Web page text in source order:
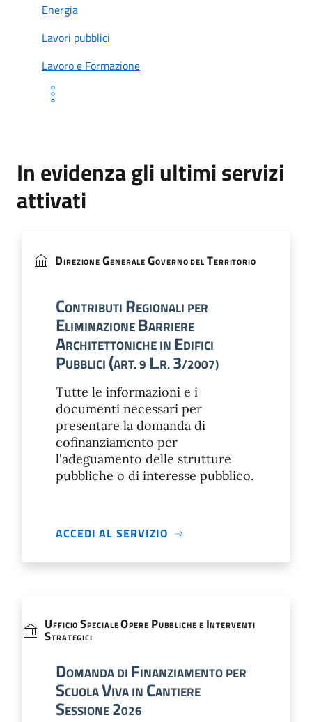
Energia
Lavori pubblici
Lavoro e Formazione
In evidenza gli ultimi servizi
attivati
DIREZIONEGENERALEGOVERNO DEL TERRITORIO
CONTRIBUTI REGIONALI PER
ELIMINAZIONEBARRIERE
ARCHITETTONICHE IN EDIFICI
PUBBLICI (ART. 9 L.R.3/2007)
Tutte le informazioni e i
documenti necessari per
presentare la domanda di
cofinanziamento per
l'adeguamento delle strutture
pubbliche o di interesse pubblico.
ACCEDI AL SERVIZIO
UFFICIOSPECIALEOPERE PUBBLICHE E INTERVENTI
STRATEGICI
DOMANDA DI FINANZIAMENTO PER
SCUOLAVIVA IN CANTIERE
SESSIONE2026